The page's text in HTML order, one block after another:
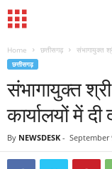
Home छत्तीसगढ़ संभागायुक्त
छत्तीसगढ़
संभागायुक्त
कार्यालयों में दी
By NEWSDESK - September